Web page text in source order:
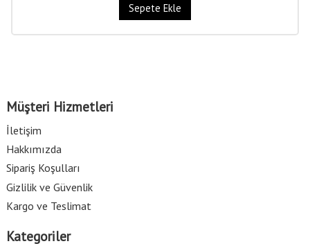
Sepete Ekle
Müşteri Hizmetleri
İletişim
Hakkımızda
Sipariş Koşulları
Gizlilik ve Güvenlik
Kargo ve Teslimat
Kategoriler